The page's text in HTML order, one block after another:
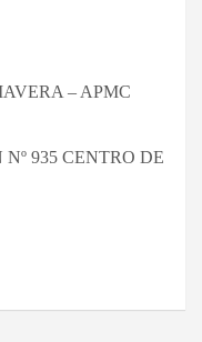
– APMC
935 CENTRO DE